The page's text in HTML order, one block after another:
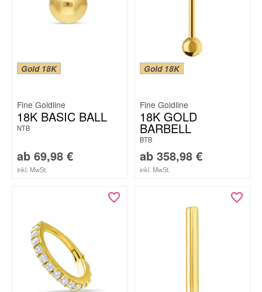
Gold 18K
Fine Goldline
18K BASIC BALL
NTB
ab 69,98 €
inkl. MwSt.
Gold 18K
Fine Goldline
18K GOLD
BARBELL
BTB
ab 358,98 €
inkl. MwSt.